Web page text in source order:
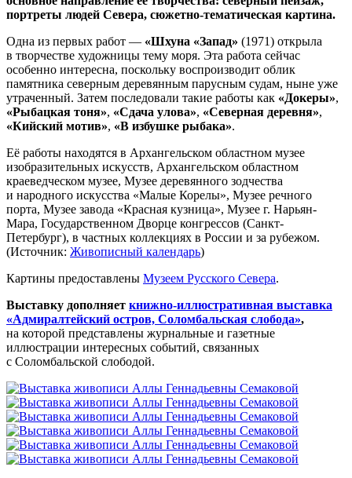
портреты людей Севера, сюжетно-тематическая картина.
Одна из первых работ — «Шхуна «Запад» (1971) открыла
в творчестве художницы тему моря. Эта работа сейчас
особенно интересна, поскольку воспроизводит облик
памятника северным деревянным парусным судам, ныне уже
утраченный. Затем последовали такие работы как «Докеры»,
«Рыбацкая тоня», «Сдача улова», «Северная деревня»,
«Кийский мотив», «В избушке рыбака».
Её работы находятся в Архангельском областном музее
изобразительных искусств, Архангельском областном
краеведческом музее, Музее деревянного зодчества
и народного искусства «Малые Корелы», Музее речного
порта, Музее завода «Красная кузница», Музее г. Нарьян-
Мара, Государственном Дворце конгрессов (Санкт-
Петербург), в частных коллекциях в России и за рубежом.
(Источник: Живописный календарь)
Картины предоставлены Музеем Русского Севера.
Выставку дополняет книжно-иллюстративная выставка
«Адмиралтейский остров, Соломбальская слобода»,
на которой представлены журнальные и газетные
иллюстрации интересных событий, связанных
с Соломбальской слободой.